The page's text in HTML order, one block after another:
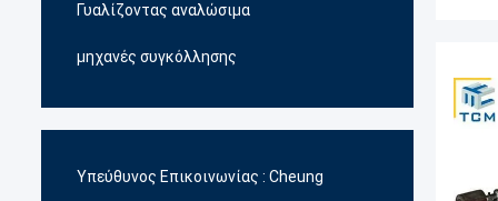
Γυαλίζοντας αναλώσιμα
μηχανές συγκόλλησης
Υπεύθυνος Επικοινωνίας : Cheung